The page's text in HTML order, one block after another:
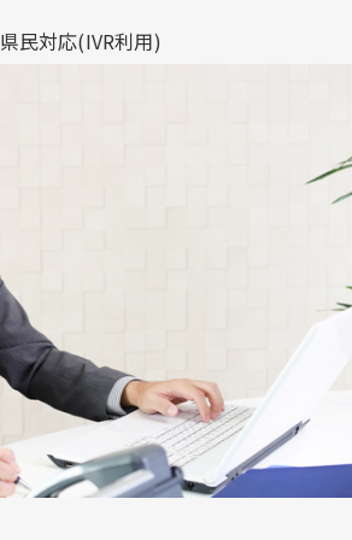
民対応​(IVR利用)​